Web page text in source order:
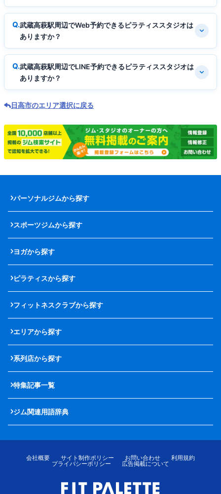
武蔵高萩駅周辺でWeb予約できるピラティススタジオは
ありますか？
武蔵高萩駅周辺でLINE予約できるピラティススタジオは
ありますか？
日高市のエリア選択に戻る
パーソナルジムから探す
スポーツジムから探す
ヨガから探す
ピラティスから探す
フィットネスクラブから探す
エリアから探す
系列店から探す
特集記事一覧
ジム関連用語辞典
会社概要 サイト制作ポリシー お問い合わせ
利用規約
プライバシーポリシー
広告掲載について